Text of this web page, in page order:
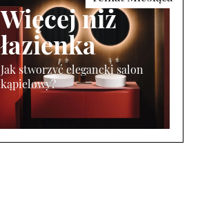
Więcej niż
łazienka
Jak stworzyć elegancki salon
kąpielowy?